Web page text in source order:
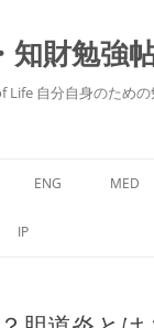
知財勉強
Life 自分自身のため
ENG MED
IP